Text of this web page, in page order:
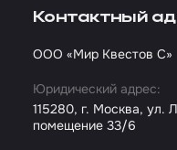
Контактный
ООО «Мир Квестов С»
Юридический адрес:
115280, г. Москва, ул.
помещение 33/6